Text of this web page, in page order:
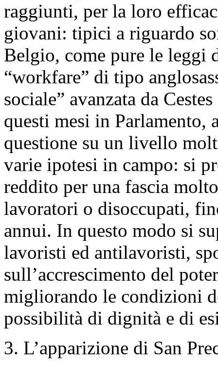
raggiunti, per la loro
giovani: tipici a riguardo
Belgio, come pure le leggi
“workfare” di tipo
sociale” avanzata da
questi mesi in Parlamento,
questione su un livello
varie ipotesi in campo: si
reddito per una fascia
lavoratori o disoccupati,
annui. In questo modo si
lavoristi ed antilavoristi,
sull’accrescimento del
migliorando le condizioni
possibilità di dignità e di
3. L’apparizione di San